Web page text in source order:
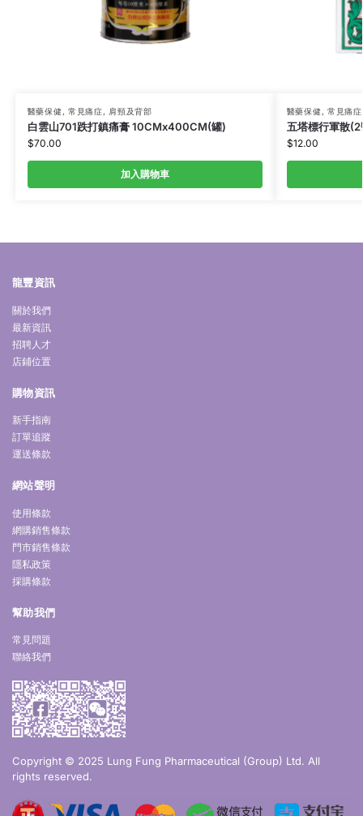
醫藥保健, 常見痛症, 肩頸及背部
白雲山701跌打鎮痛膏 10CMx400CM(罐)
$70.00
加入購物車
醫藥保健, 常見痛症
五塔標行軍散
$12.00
龍豐資訊
關於我們
最新資訊
招聘人才
店鋪位置
購物資訊
新手指南
訂單追蹤
運送條款
網站聲明
使用條款
網購銷售條款
門市銷售條款
隱私政策
採購條款
幫助我們
常見問題
聯絡我們
Copyright © 2025 Lung Fung Pharmaceutical (Group) Ltd. All
rights reserved.